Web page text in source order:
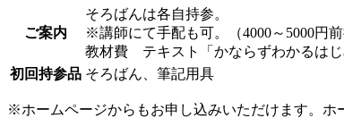
ご案内
そろばんは各自持参。
※講師にて手配も可。（4000～5000円前
教材費 テキスト「かならずわかるはじ
初回持参品 そろばん、筆記用具
※ホームページからもお申し込みいただけます。